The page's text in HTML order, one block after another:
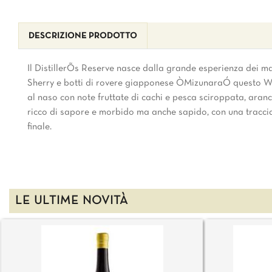
DESCRIZIONE PRODOTTO
Il DistillerÕs Reserve nasce dalla grande esperienza dei
Sherry e botti di rovere giapponese ÒMizunaraÓ questo
al naso con note fruttate di cachi e pesca sciroppata,
ricco di sapore e morbido ma anche sapido, con una
finale.
LE ULTIME NOVITÀ